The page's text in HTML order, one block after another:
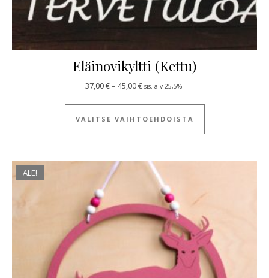
Eläinovikyltti (Kettu)
37,00€– 45,00€Hintaluokka: 37,00 € - 45,00 €
sis. alv 25,5%.
VALITSE VAIHTOEHDOISTA
Tällä tuotteella
ALE!